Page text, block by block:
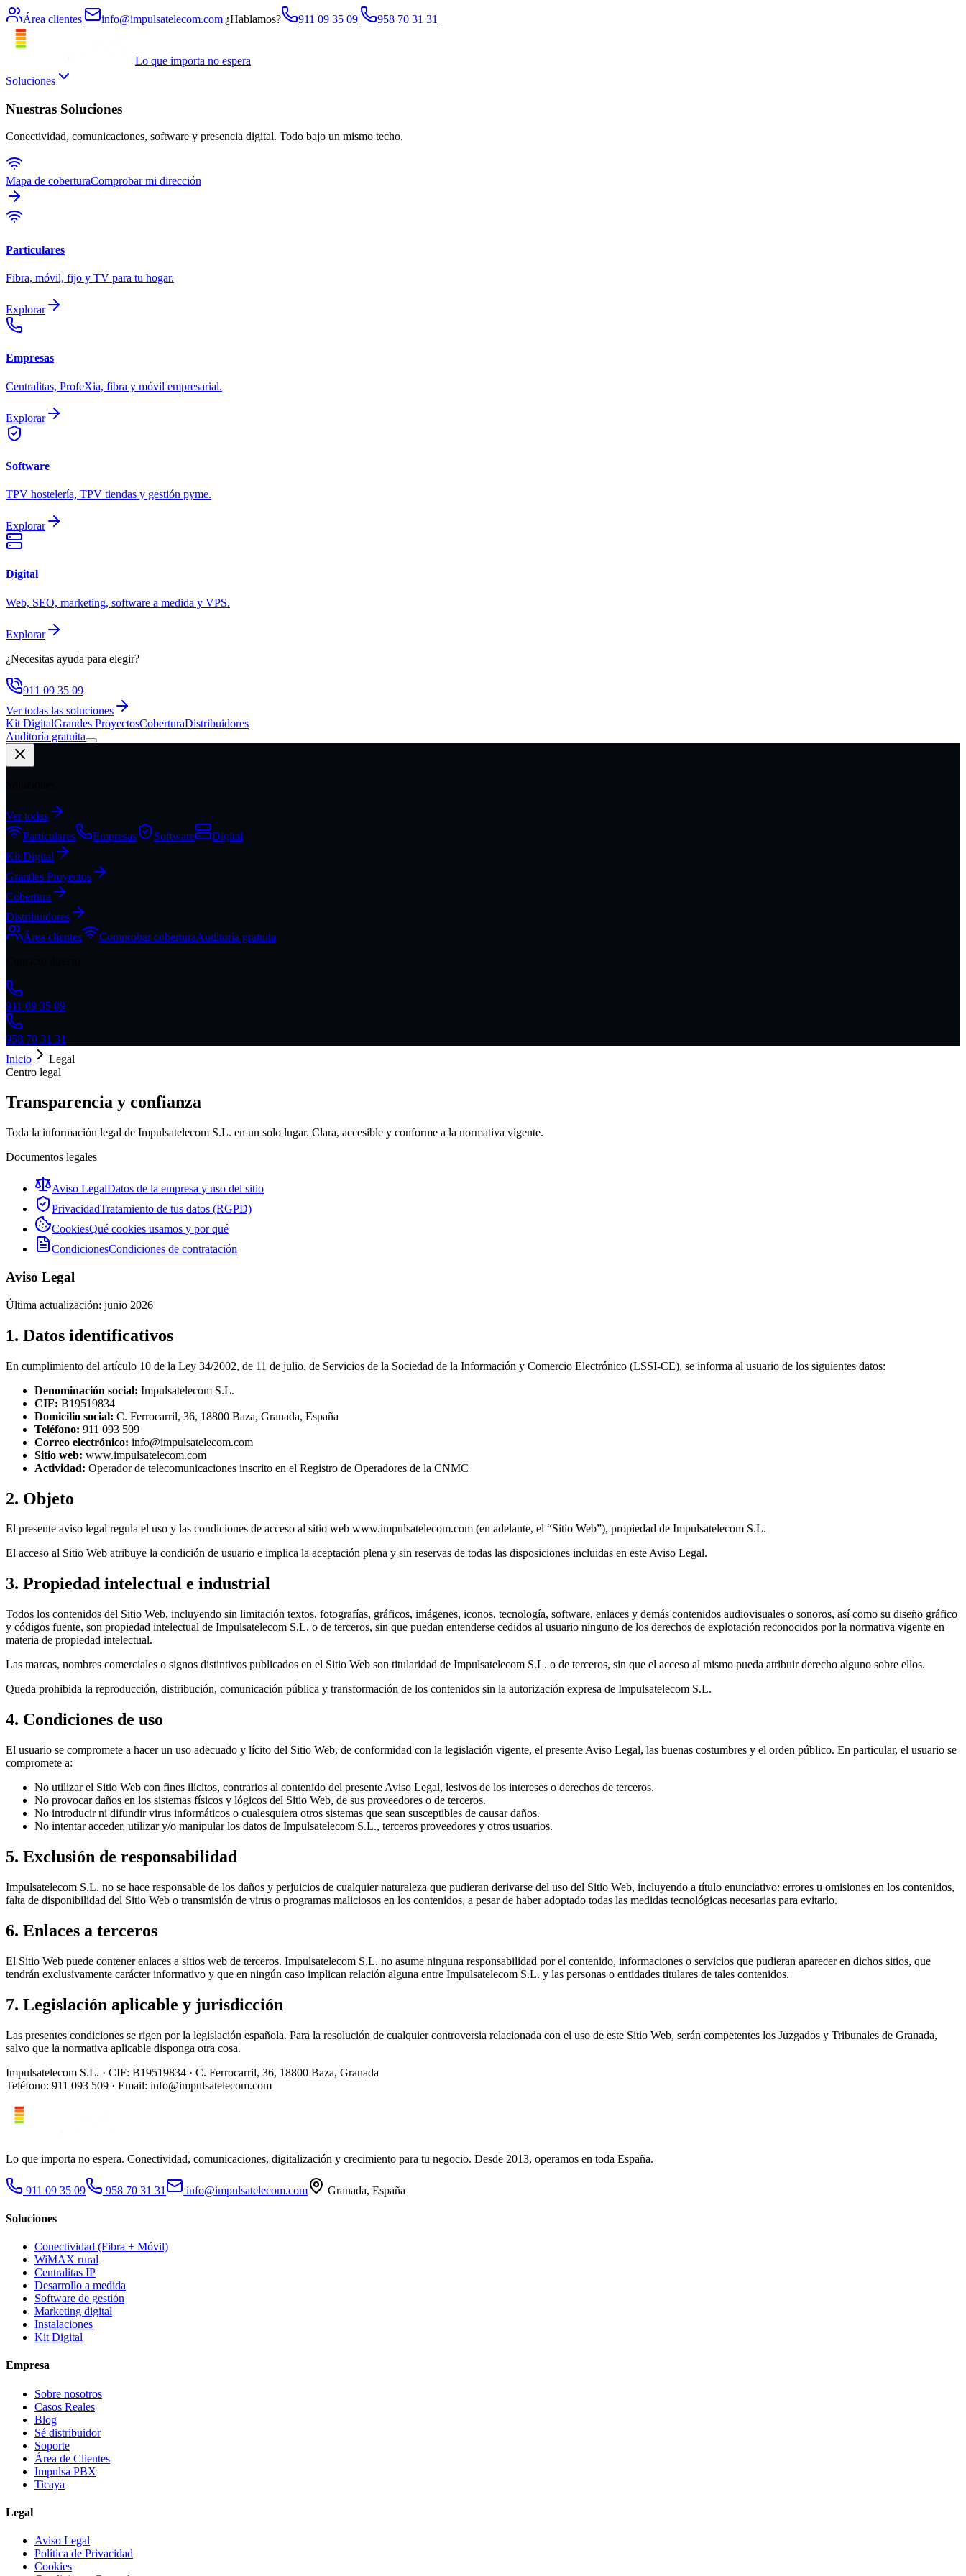
Área clientes| info@impulsatelecom.com|¿Hablamos? 911 09 35 09| 958 70 31 31
Lo que importa no espera
Soluciones
Nuestras Soluciones
Conectividad, comunicaciones, software y presencia digital. Todo bajo un mismo techo.
Mapa de coberturaComprobar mi dirección
Particulares
Fibra, móvil, fijo y TV para tu hogar.
Explorar
Empresas
Centralitas, ProfeXia, fibra y móvil empresarial.
Explorar
Software
TPV hostelería, TPV tiendas y gestión pyme.
Explorar
Digital
Web, SEO, marketing, software a medida y VPS.
Explorar
¿Necesitas ayuda para elegir?
911 09 35 09
Ver todas las soluciones
Kit DigitalGrandes ProyectosCoberturaDistribuidores
Auditoría gratuita
Ver todas
Particulares
Empresas Software
Digital
Kit Digital
Grandes Proyectos
Cobertura
Distribuidores
Área clientes
Comprobar coberturaAuditoría gratuita
911 09 35 09
958 70 31 31
Inicio
Legal
Centro legal
Transparencia y confianza
Toda la información legal de Impulsatelecom S.L. en un solo lugar. Clara, accesible y conforme a la normativa vigente.
Documentos legales
Aviso LegalDatos de la empresa y uso del sitio
PrivacidadTratamiento de tus datos (RGPD)
CookiesQué cookies usamos y por qué
CondicionesCondiciones de contratación
Aviso Legal
Última actualización: junio 2026
1. Datos identificativos
En cumplimiento del artículo 10 de la Ley 34/2002, de 11 de julio, de Servicios de la Sociedad de la Información y Comercio Electrónico (LSSI-CE), se informa al usuario de los siguientes datos:
Denominación social: Impulsatelecom S.L.
CIF: B19519834
Domicilio social: C. Ferrocarril, 36, 18800 Baza, Granada, España
Teléfono: 911 093 509
Correo electrónico: info@impulsatelecom.com
Sitio web: www.impulsatelecom.com
Actividad: Operador de telecomunicaciones inscrito en el Registro de Operadores de la CNMC
2. Objeto
El presente aviso legal regula el uso y las condiciones de acceso al sitio web www.impulsatelecom.com (en adelante, el “Sitio Web”), propiedad de Impulsatelecom S.L.
El acceso al Sitio Web atribuye la condición de usuario e implica la aceptación plena y sin reservas de todas las disposiciones incluidas en este Aviso Legal.
3. Propiedad intelectual e industrial
Todos los contenidos del Sitio Web, incluyendo sin limitación textos, fotografías, gráficos, imágenes, iconos, tecnología, software, enlaces y demás contenidos audiovisuales o sonoros, así como su diseño gráfico
y códigos fuente, son propiedad intelectual de Impulsatelecom S.L. o de terceros, sin que puedan entenderse cedidos al usuario ninguno de los derechos de explotación reconocidos por la normativa vigente en
materia de propiedad intelectual.
Las marcas, nombres comerciales o signos distintivos publicados en el Sitio Web son titularidad de Impulsatelecom S.L. o de terceros, sin que el acceso al mismo pueda atribuir derecho alguno sobre ellos.
Queda prohibida la reproducción, distribución, comunicación pública y transformación de los contenidos sin la autorización expresa de Impulsatelecom S.L.
4. Condiciones de uso
El usuario se compromete a hacer un uso adecuado y lícito del Sitio Web, de conformidad con la legislación vigente, el presente Aviso Legal, las buenas costumbres y el orden público. En particular, el usuario se
compromete a:
No utilizar el Sitio Web con fines ilícitos, contrarios al contenido del presente Aviso Legal, lesivos de los intereses o derechos de terceros.
No provocar daños en los sistemas físicos y lógicos del Sitio Web, de sus proveedores o de terceros.
No introducir ni difundir virus informáticos o cualesquiera otros sistemas que sean susceptibles de causar daños.
No intentar acceder, utilizar y/o manipular los datos de Impulsatelecom S.L., terceros proveedores y otros usuarios.
5. Exclusión de responsabilidad
Impulsatelecom S.L. no se hace responsable de los daños y perjuicios de cualquier naturaleza que pudieran derivarse del uso del Sitio Web, incluyendo a título enunciativo: errores u omisiones en los contenidos,
falta de disponibilidad del Sitio Web o transmisión de virus o programas maliciosos en los contenidos, a pesar de haber adoptado todas las medidas tecnológicas necesarias para evitarlo.
6. Enlaces a terceros
El Sitio Web puede contener enlaces a sitios web de terceros. Impulsatelecom S.L. no asume ninguna responsabilidad por el contenido, informaciones o servicios que pudieran aparecer en dichos sitios, que
tendrán exclusivamente carácter informativo y que en ningún caso implican relación alguna entre Impulsatelecom S.L. y las personas o entidades titulares de tales contenidos.
7. Legislación aplicable y jurisdicción
Las presentes condiciones se rigen por la legislación española. Para la resolución de cualquier controversia relacionada con el uso de este Sitio Web, serán competentes los Juzgados y Tribunales de Granada,
salvo que la normativa aplicable disponga otra cosa.
Impulsatelecom S.L. · CIF: B19519834 · C. Ferrocarril, 36, 18800 Baza, Granada
Teléfono: 911 093 509 · Email: info@impulsatelecom.com
Lo que importa no espera. Conectividad, comunicaciones, digitalización y crecimiento para tu negocio. Desde 2013, operamos en toda España.
911 09 35 09 958 70 31 31 info@impulsatelecom.com Granada, España
Soluciones
Conectividad (Fibra + Móvil)
WiMAX rural
Centralitas IP
Desarrollo a medida
Software de gestión
Marketing digital
Instalaciones
Kit Digital
Empresa
Sobre nosotros
Casos Reales
Blog
Sé distribuidor
Soporte
Área de Clientes
Impulsa PBX
Ticaya
Legal
Aviso Legal
Política de Privacidad
Cookies